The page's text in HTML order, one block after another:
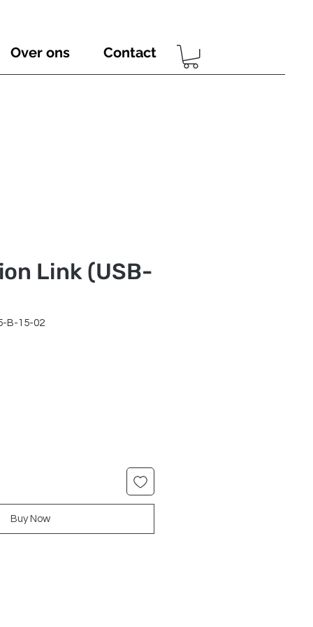
Over ons Contact
Link (USB-
B-15-02
Buy Now